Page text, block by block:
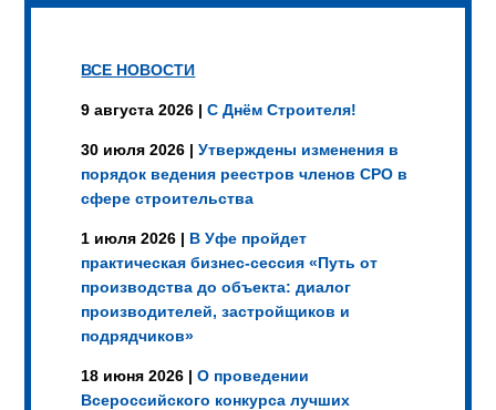
ВСЕ НОВОСТИ
9 августа 2026 |С Днём Строителя!
30 июля 2026 |Утверждены изменения в
порядок ведения реестров членов СРО в
сфере строительства
1 июля 2026 | В Уфе пройдет
практическая бизнес-сессия «Путь от
производства до объекта: диалог
производителей, застройщиков и
подрядчиков»
18 июня 2026 |О проведении
Всероссийского конкурса лучших